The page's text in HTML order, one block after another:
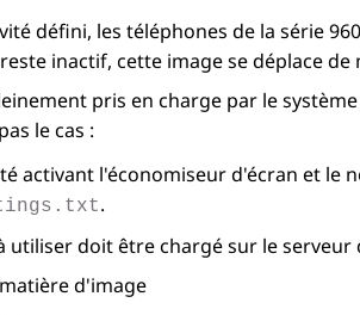
défini, les téléphones de la série
inactif, cette image se déplace
pris en charge par le système
le cas :
activant l'économiseur d'écran et
.
utiliser doit être chargé sur le
d'image